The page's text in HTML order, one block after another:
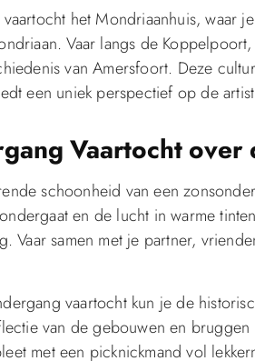
het Mondriaanhuis, waar
Vaar langs de
van Amersfoort. Deze
een uniek perspectief op de
Vaartocht
schoonheid van een
en de lucht in warme
Vaar samen met je partner,
vaartocht kun je de
van de gebouwen en
met een picknickmand vol